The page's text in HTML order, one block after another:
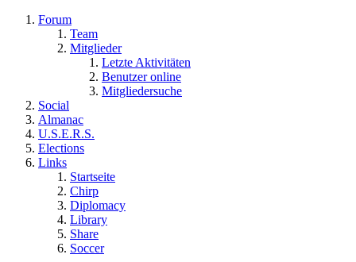
Forum
Team
Mitglieder
Letzte Aktivitäten
Benutzer online
Mitgliedersuche
Social
Almanac
U.S.E.R.S.
Elections
Links
Startseite
Chirp
Diplomacy
Library
Share
Soccer